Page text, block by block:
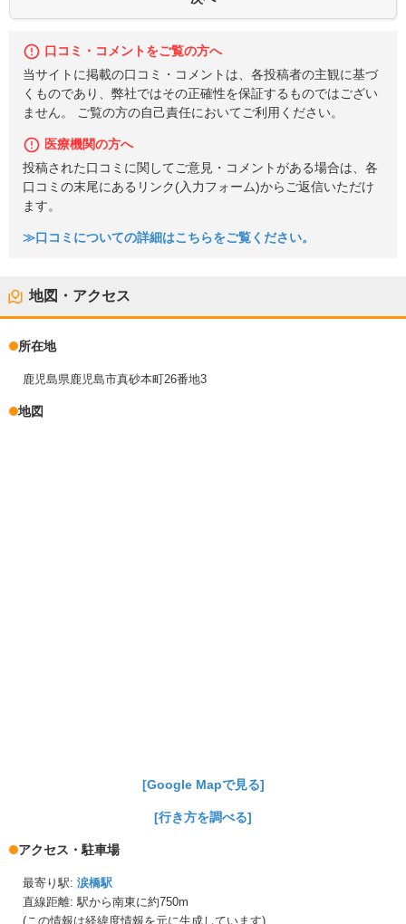
口コミ・コメントをご覧の方へ
当サイトに掲載の口コミ・コメントは、各投稿者の主観に基づ
くものであり、弊社ではその正確性を保証するものではござい
ません。 ご覧の方の自己責任においてご利用ください。
医療機関の方へ
投稿された口コミに関してご意見・コメントがある場合は、各
口コミの末尾にあるリンク(入力フォーム)からご返信いただけ
ます。
≫口コミについての詳細はこちらをご覧ください。
地図・アクセス
所在地
鹿児島県鹿児島市真砂本町26番地3
地図
[Google Mapで見る]
[行き方を調べる]
アクセス・駐車場
最寄り駅: 涙橋駅
直線距離: 駅から南東に約750m
(この情報は経緯度情報を元に生成しています)